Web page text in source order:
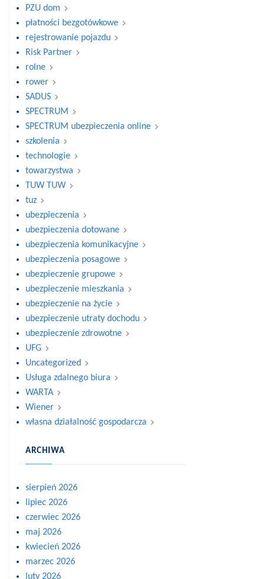
PZU dom
płatności bezgotówkowe
rejestrowanie pojazdu
Risk Partner
rolne
rower
SADUS
SPECTRUM
SPECTRUM ubezpieczenia online
szkolenia
technologie
towarzystwa
TUW TUW
tuz
ubezpieczenia
ubezpieczenia dotowane
ubezpieczenia komunikacyjne
ubezpieczenia posagowe
ubezpieczenie grupowe
ubezpieczenie mieszkania
ubezpieczenie na życie
ubezpieczenie utraty dochodu
ubezpieczenie zdrowotne
UFG
Uncategorized
Usługa zdalnego biura
WARTA
Wiener
własna działalność gospodarcza
ARCHIWA
sierpień 2026
lipiec 2026
czerwiec 2026
maj 2026
kwiecień 2026
marzec 2026
luty 2026